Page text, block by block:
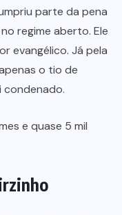
parte da pena
regime aberto. Ele
evangélico. Já pela
o tio de
condenado.
e quase 5 mil